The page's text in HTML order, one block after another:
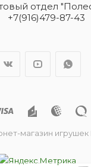
отдел
+7(916)479-87-43
магазин